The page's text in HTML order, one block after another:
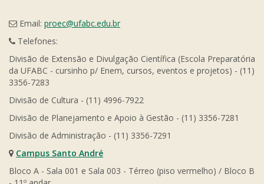
Email: proec@ufabc.edu.br
Telefones:
Divisão de Extensão e Divulgação Científica (Escola Preparatória
da UFABC - cursinho p/ Enem, cursos, eventos e projetos) - (11)
3356-7283
Divisão de Cultura - (11) 4996-7922
Divisão de Planejamento e Apoio à Gestão - (11) 3356-7281
Divisão de Administração - (11) 3356-7291
Campus Santo André
Bloco A - Sala 001 e Sala 003 - Térreo (piso vermelho) / Bloco B